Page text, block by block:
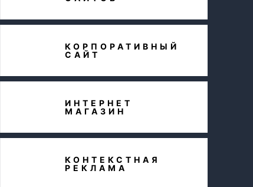
КОРПОРАТИВНЫЙ
САЙТ
ИНТЕРНЕТ
МАГАЗИН
КОНТЕКСТНАЯ
РЕКЛАМА